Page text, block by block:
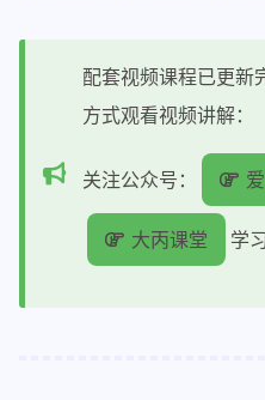
配套视频课程已更新
方式观看视频讲解：
关注公众号：
大丙课堂 学习